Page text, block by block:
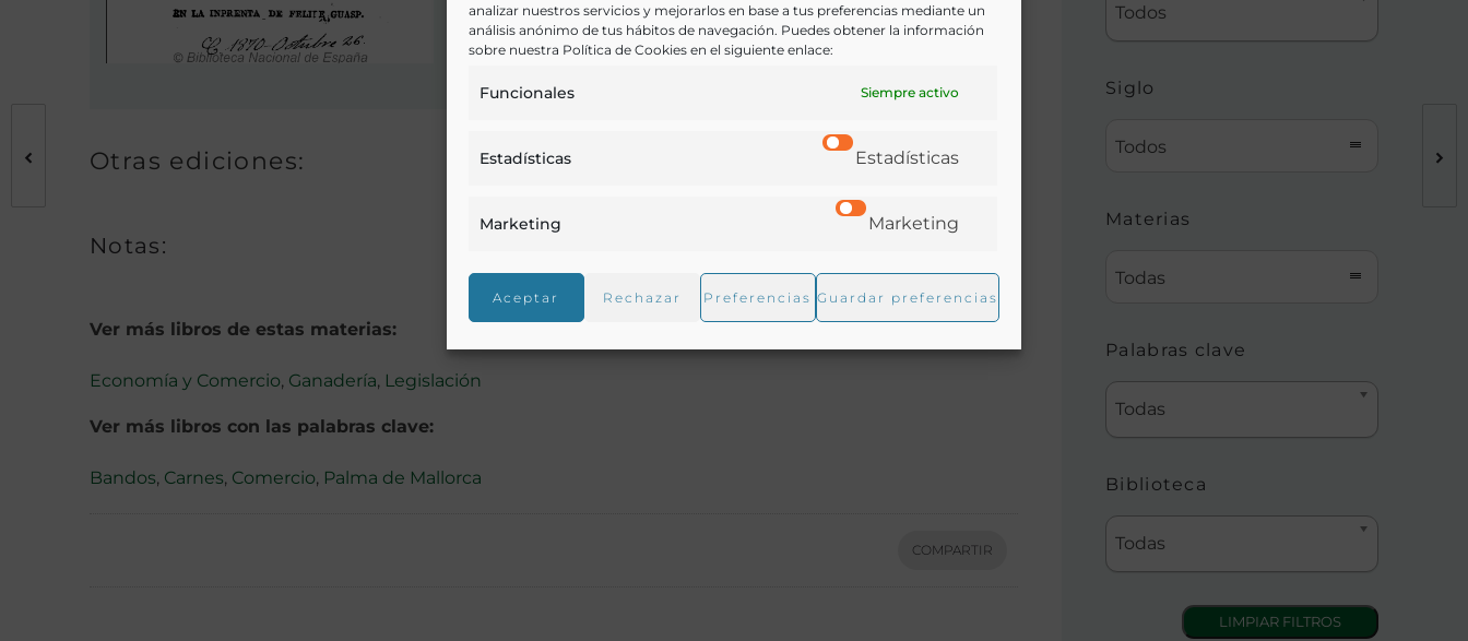
analizar nuestros servicios y mejorarlos en base a tus preferencias mediante un
análisis anónimo de tus hábitos de navegación. Puedes obtener la información
sobre nuestra Política de Cookies en el siguiente enlace:
Funcionales Siempre activo
Estadísticas Estadísticas
Marketing Marketing
Aceptar Rechazar Preferencias Guardar preferencias
Idioma:Castellano
Otras ediciones:
Notas:
Ver más libros de estas materias:
Economía y Comercio, Ganadería, Legislación
Ver más libros con las palabras clave:
Bandos, Carnes, Comercio, Palma de Mallorca
COMPARTIR
Todos
Siglo
Todos
Materias
Todas
Palabras clave
Todas
Biblioteca
Todas